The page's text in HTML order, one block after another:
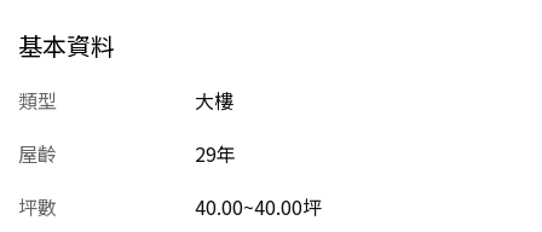
基本資料
類型
大樓
屋齡
29年
坪數
40.00~40.00坪